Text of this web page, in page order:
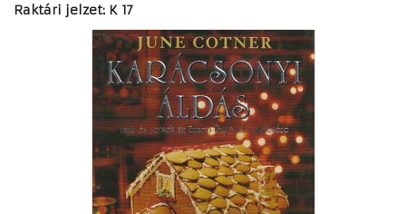
Raktári jelzet: K 17